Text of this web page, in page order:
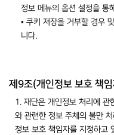
정보 메뉴의 옵션 설정을 통
• 쿠키 저장을 거부할 경우
니다.
제9조(개인정보 보호 책
1. 재단은 개인정보 처리에 관
와 관련한 정보 주체의 불만
정보 보호 책임자를 지정하고